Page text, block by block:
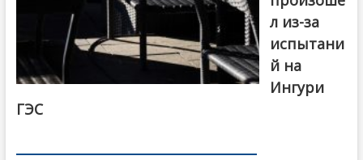
л из-за
испытани
й на
Ингури
ГЭС